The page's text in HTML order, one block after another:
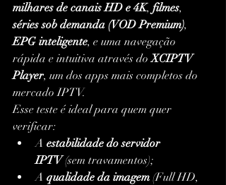
milhares de canais HD e 4K, filmes,
séries sob demanda (VOD Premium),
EPG inteligente, e uma navegação
rápida e intuitiva através do XCIPTV
Player, um dos apps mais completos do
mercado IPTV.
Esse teste é ideal para quem quer
verificar:
A estabilidade do servidor
IPTV (sem travamentos);
A qualidade da imagem (Full HD,